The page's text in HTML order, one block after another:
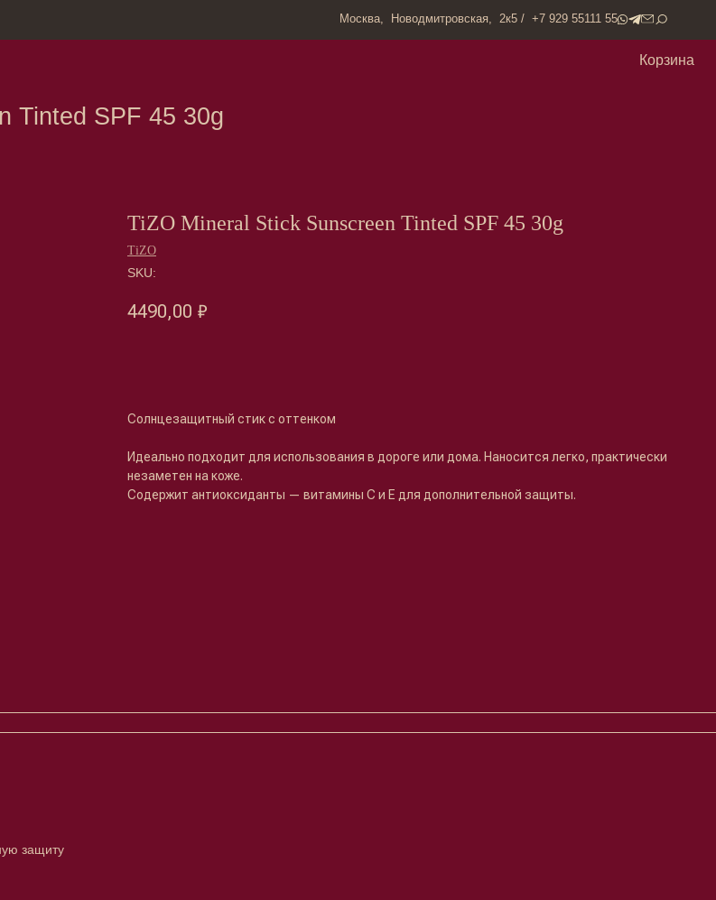
Москва, Новодмитровская, 2к5 / +7 929 55111 55
SPF 45 30g
TiZO Mineral Stick Sunscreen Tinted SPF 45 30g
TiZO
SKU:
4490,00 ₽
Солнцезащитный стик с оттенком
Идеально подходит для использования в дороге или дома. Наносится легко, практически
незаметен на коже.
Содержит антиоксиданты — витамины C и E для дополнительной защиты.
защиту